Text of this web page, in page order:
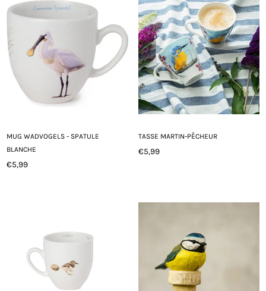
MUG WADVOGELS - SPATULE
BLANCHE
Prix
€5,99
TASSE MARTIN-PÊCHEUR
Prix
€5,99